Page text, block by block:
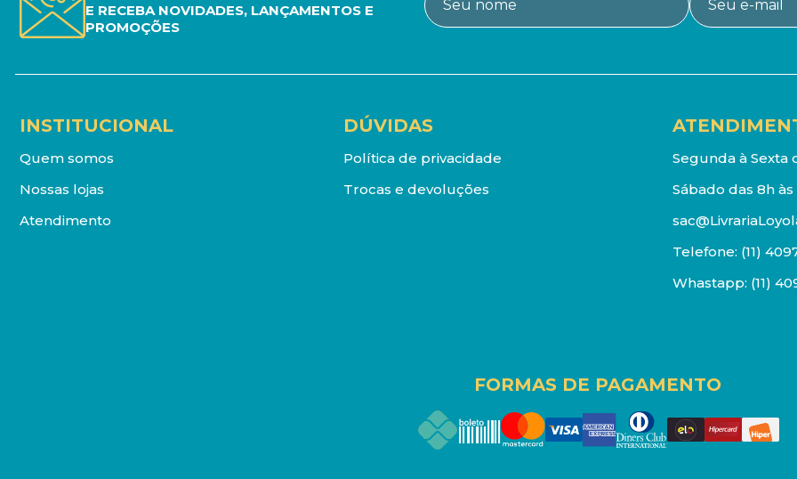
E RECEBA NOVIDADES, LANÇAMENTOS E
PROMOÇÕES
INSTITUCIONAL
Quem somos
Nossas lojas
Atendimento
DÚVIDAS
Política de privacidade
Trocas e devoluções
Segunda à Sexta
Sábado das 8h às
Telefone: (11)
Whastapp: (11)
FORMAS DE PAGAMENTO